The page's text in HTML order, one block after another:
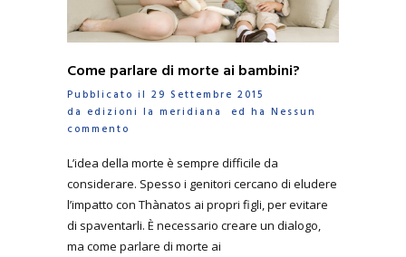
Come parlare di morte ai bambini?
Pubblicato il 29 Settembre 2015
da edizioni la meridiana ed ha Nessun
commento
L’idea della morte è sempre difficile da
considerare. Spesso i genitori cercano di eludere
l’impatto con Thànatos ai propri figli, per evitare
di spaventarli. È necessario creare un dialogo,
ma come parlare di morte ai